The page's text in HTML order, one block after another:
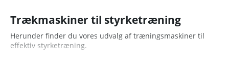
Trækmaskiner til styrketræning
Herunder finder du vores udvalg af træningsmaskiner til
effektiv styrketræning.